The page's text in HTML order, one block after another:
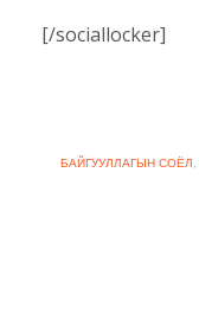
[/sociallocker]
БАЙГУУЛЛАГЫН СОЁЛ